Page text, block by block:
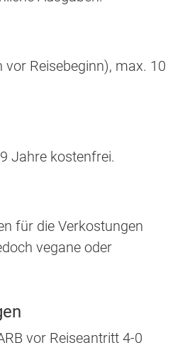
vor Reisebeginn), max. 10
Jahre kostenfrei.
für die Verkostungen
vegane oder
vor Reiseantritt 4-0